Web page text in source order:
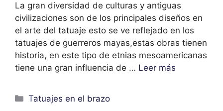
La gran diversidad de culturas y antiguas
civilizaciones son de los principales diseños en
el arte del tatuaje esto se ve reflejado en los
tatuajes de guerreros mayas,estas obras tienen
historia, en este tipo de etnias mesoamericanas
tiene una gran influencia de … Leer más
Categorías
Tatuajes en el brazo